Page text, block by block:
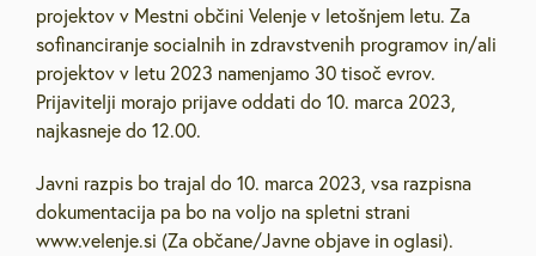
projektov v Mestni občini Velenje v letošnjem letu. Za
sofinanciranje socialnih in zdravstvenih programov in/ali
projektov v letu 2023 namenjamo 30 tisoč evrov.
Prijavitelji morajo prijave oddati do 10. marca 2023,
najkasneje do 12.00.
Javni razpis bo trajal do 10. marca 2023, vsa razpisna
dokumentacija pa bo na voljo na spletni strani
www.velenje.si (Za občane/Javne objave in oglasi).